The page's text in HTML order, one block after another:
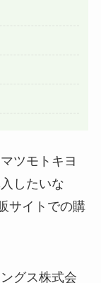
どこで買え
る？ネット
ツモトキヨ
したいな
サイトでの購
グス株式会